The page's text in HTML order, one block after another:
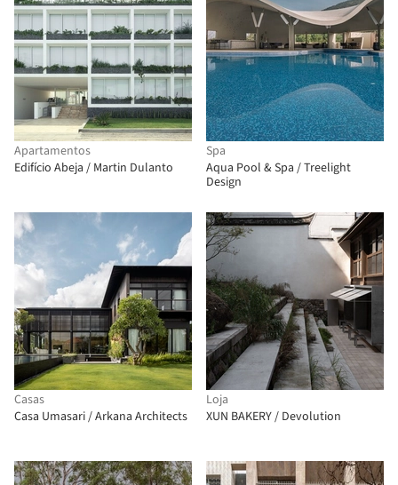
Apartamentos
Edifício Abeja / Martin Dulanto
Spa
Aqua Pool & Spa / Treelight
Design
Casas
Casa Umasari / Arkana Architects
Loja
XUN BAKERY / Devolution